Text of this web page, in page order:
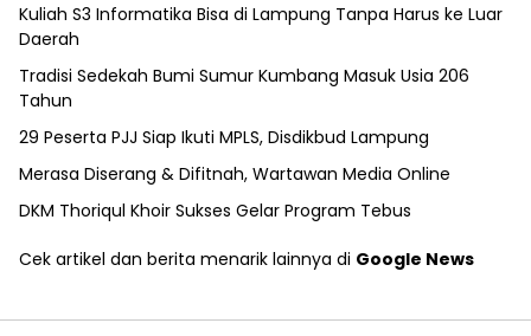
Kuliah S3 Informatika Bisa di Lampung Tanpa Harus ke Luar
Daerah
Tradisi Sedekah Bumi Sumur Kumbang Masuk Usia 206
Tahun
29 Peserta PJJ Siap Ikuti MPLS, Disdikbud Lampung
Merasa Diserang & Difitnah, Wartawan Media Online
DKM Thoriqul Khoir Sukses Gelar Program Tebus
Cek artikel dan berita menarik lainnya di Google News